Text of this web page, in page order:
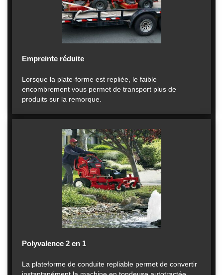
Empreinte réduite
Lorsque la plate-forme est repliée, le faible
encombrement vous permet de transport plus de
produits sur la remorque.
Polyvalence 2 en 1
La plateforme de conduite repliable permet de convertir